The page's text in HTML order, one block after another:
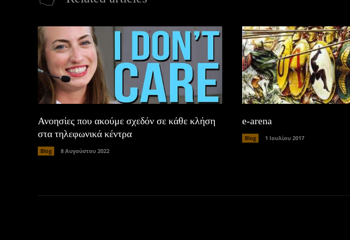
Ανοησίες που ακούμε σχεδόν σε κάθε κλήση
στα τηλεφωνικά κέντρα
Blog 8 Αυγούστου 2022
e-arena
Blog 1 Ιουλίου 2017